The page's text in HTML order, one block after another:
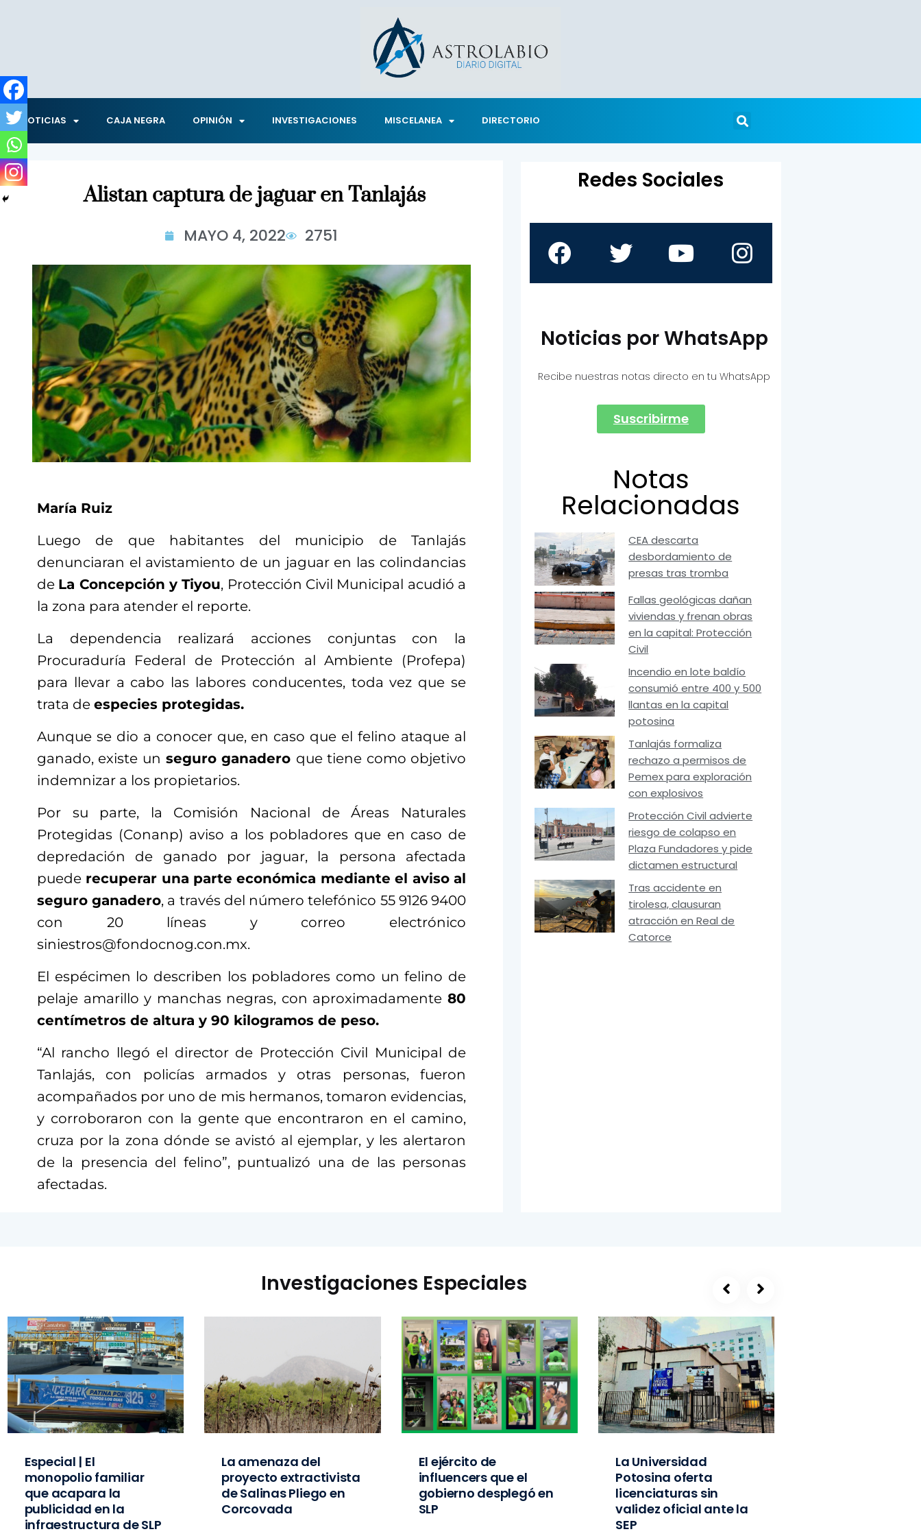
NOTICIAS CAJA NEGRA OPINIÓN INVESTIGACIONES MISCELANEA DIRECTORIO
Alistan captura de jaguar en Tanlajás
MAYO 4, 2022 2751
María Ruiz
Luego de que habitantes del municipio de Tanlajás
denunciaran el avistamiento de un jaguar en las colindancias
de La Concepción y Tiyou, Protección Civil Municipal acudió a
la zona para atender el reporte.
La dependencia realizará acciones conjuntas con la
Procuraduría Federal de Protección al Ambiente (Profepa)
para llevar a cabo las labores conducentes, toda vez que se
trata de especies protegidas.
Aunque se dio a conocer que, en caso que el felino ataque al
ganado, existe un seguro ganadero que tiene como objetivo
indemnizar a los propietarios.
Por su parte, la Comisión Nacional de Áreas Naturales
Protegidas (Conanp) aviso a los pobladores que en caso de
depredación de ganado por jaguar, la persona afectada
puede recuperar una parte económica mediante el aviso al
seguro ganadero, a través del número telefónico 55 9126 9400
con 20 líneas y correo electrónico
siniestros@fondocnog.con.mx.
El espécimen lo describen los pobladores como un felino de
pelaje amarillo y manchas negras, con aproximadamente 80
centímetros de altura y 90 kilogramos de peso.
“Al rancho llegó el director de Protección Civil Municipal de
Tanlajás, con policías armados y otras personas, fueron
acompañados por uno de mis hermanos, tomaron evidencias,
y corroboraron con la gente que encontraron en el camino,
cruza por la zona dónde se avistó al ejemplar, y les alertaron
de la presencia del felino”, puntualizó una de las personas
afectadas.
Redes Sociales
Noticias por WhatsApp
Recibe nuestras notas directo en tu WhatsApp
Suscribirme
Notas
Relacionadas
CEA descarta
desbordamiento de
presas tras tromba
Fallas geológicas dañan
viviendas y frenan obras
en la capital: Protección
Civil
Incendio en lote baldío
consumió entre 400 y 500
llantas en la capital
potosina
Tanlajás formaliza
rechazo a permisos de
Pemex para exploración
con explosivos
Protección Civil advierte
riesgo de colapso en
Plaza Fundadores y pide
dictamen estructural
Tras accidente en
tirolesa, clausuran
atracción en Real de
Catorce
Investigaciones Especiales
Especial | El
monopolio familiar
que acapara la
publicidad en la
infraestructura de SLP
La amenaza del
proyecto extractivista
de Salinas Pliego en
Corcovada
El ejército de
influencers que el
gobierno desplegó en
SLP
La Universidad
Potosina oferta
licenciaturas sin
validez oficial ante la
SEP